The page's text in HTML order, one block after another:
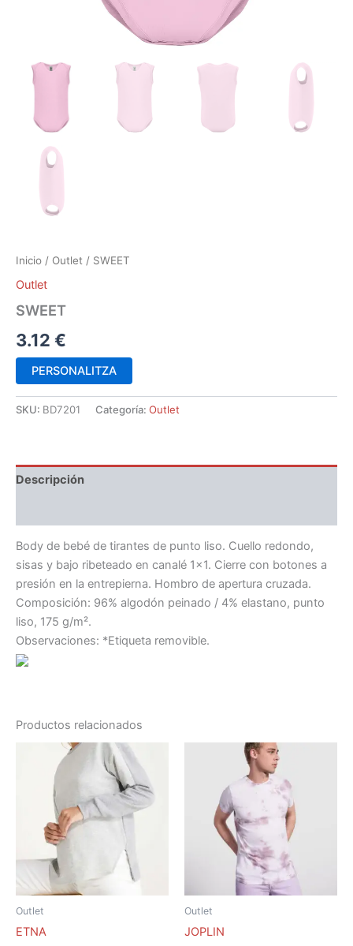
Inicio / Outlet / SWEET
Outlet
SWEET
3.12 €
PERSONALITZA
SKU: BD7201 Categoría: Outlet
Descripción
Body de bebé de tirantes de punto liso. Cuello redondo,
sisas y bajo ribeteado en canalé 1×1. Cierre con botones a
presión en la entrepierna. Hombro de apertura cruzada.
Composición: 96% algodón peinado / 4% elastano, punto
liso, 175 g/m².
Observaciones: *Etiqueta removible.
Productos relacionados
Outlet
ETNA
Este
producto
tiene
múltiples
variantes.
Las
opciones
Outlet
JOPLIN